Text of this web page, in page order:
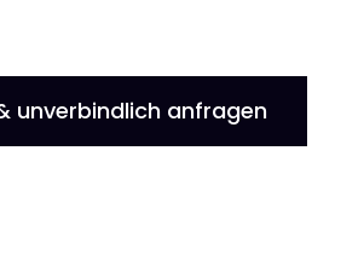
unverbindlich anfragen